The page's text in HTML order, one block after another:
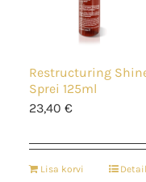
Restructuring
Sprei 125ml
23,40 €
Lisa korvi